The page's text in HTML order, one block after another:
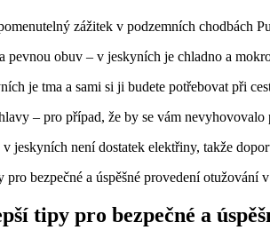
zážitek v podzemních chodbách
pevnou obuv – v jeskyních je chladno a
je tma a sami si ji budete potřebovat při
– pro případ, že by se vám nevyhovovalo
v jeskyních není dostatek elektřiny, takže
tipy pro bezpečné a